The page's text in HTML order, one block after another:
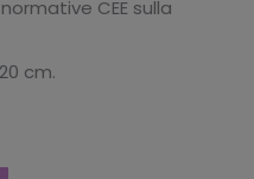
CEE sulla
cm.